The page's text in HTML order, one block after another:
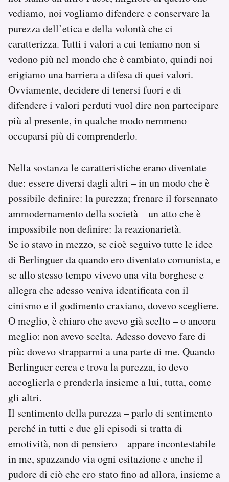
vediamo, noi vogliamo difendere e conservare la
purezza dell’etica e della volontà che ci
caratterizza. Tutti i valori a cui teniamo non si
vedono più nel mondo che è cambiato, quindi noi
erigiamo una barriera a difesa di quei valori.
Ovviamente, decidere di tenersi fuori e di
difendere i valori perduti vuol dire non partecipare
più al presente, in qualche modo nemmeno
occuparsi più di comprenderlo.
Nella sostanza le caratteristiche erano diventate
due: essere diversi dagli altri – in un modo che è
possibile definire: la purezza; frenare il forsennato
ammodernamento della società – un atto che è
impossibile non definire: la reazionarietà.
Se io stavo in mezzo, se cioè seguivo tutte le idee
di Berlinguer da quando ero diventato comunista, e
se allo stesso tempo vivevo una vita borghese e
allegra che adesso veniva identificata con il
cinismo e il godimento craxiano, dovevo scegliere.
O meglio, è chiaro che avevo già scelto – o ancora
meglio: non avevo scelta. Adesso dovevo fare di
più: dovevo strapparmi a una parte di me. Quando
Berlinguer cerca e trova la purezza, io devo
accoglierla e prenderla insieme a lui, tutta, come
gli altri.
Il sentimento della purezza – parlo di sentimento
perché in tutti e due gli episodi si tratta di
emotività, non di pensiero – appare incontestabile
in me, spazzando via ogni esitazione e anche il
pudore di ciò che ero stato fino ad allora, insieme a